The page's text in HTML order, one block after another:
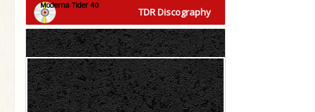
TDR Discography
Moderna Tider 40